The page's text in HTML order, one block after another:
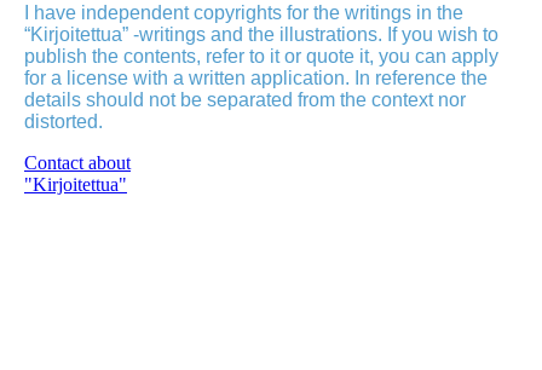
I have independent copyrights for the writings in the
“Kirjoitettua” -writings and the illustrations. If you wish to
publish the contents, refer to it or quote it, you can apply
for a license with a written application. In reference the
details should not be separated from the context nor
distorted.
Contact about
"Kirjoitettua"